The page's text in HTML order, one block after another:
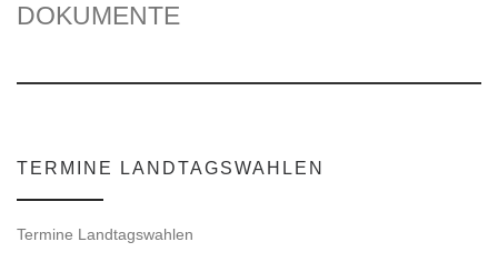
DOKUMENTE
TERMINE LANDTAGSWAHLEN
Termine Landtagswahlen